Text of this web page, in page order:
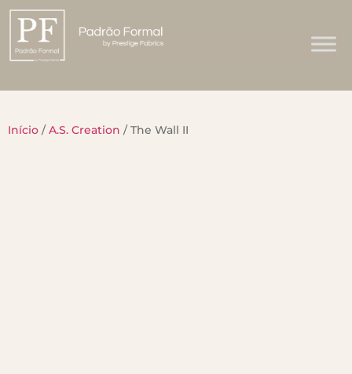
Início /A.S. Creation / The Wall II